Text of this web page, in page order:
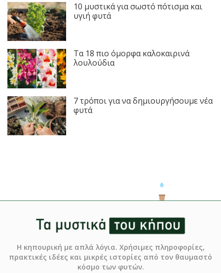
10 μυστικά για σωστό πότισμα και
υγιή φυτά
Τα 18 πιο όμορφα καλοκαιρινά
λουλούδια
7 τρόποι για να δημιουργήσουμε νέα
φυτά
Η κηπουρική με απλά λόγια. Χρήσιμες πληροφορίες,
πρακτικές ιδέες και μικρές ιστορίες από τον θαυμαστό
κόσμο των φυτών.